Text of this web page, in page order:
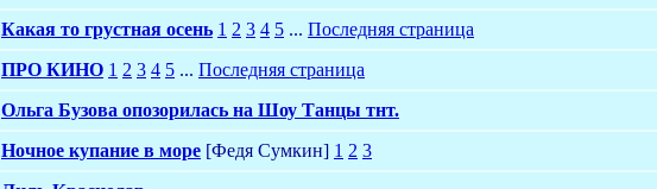
Какая то грустная осень 1 2 3 4 5 ... Последняя страница
ПРО КИНО 1 2 3 4 5 ... Последняя страница
Ольга Бузова опозорилась на Шоу Tанцы тнт.
Ночное купание в море [Федя Сумкин] 1 2 3